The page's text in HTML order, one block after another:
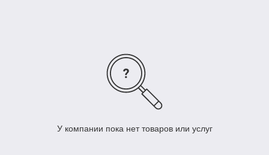
У компании пока нет товаров или услуг